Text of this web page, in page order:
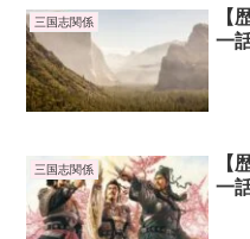
三国志関係
【
一
三国志関係
【
一